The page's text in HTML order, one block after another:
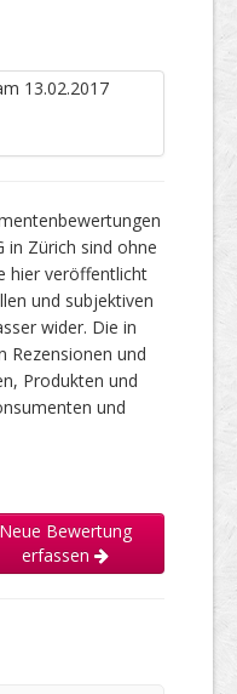
13.02.2017
in Zürich sind ohne
hier veröffentlicht
und subjektiven
wider. Die in
Rezensionen und
Produkten und
und
Neue Bewertung
erfassen